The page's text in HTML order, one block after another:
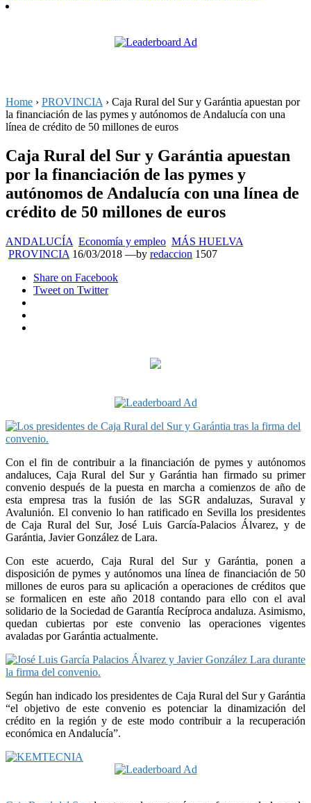
Home › PROVINCIA › Caja Rural del Sur y Garántia apuestan por
la financiación de las pymes y autónomos de Andalucía con una
línea de crédito de 50 millones de euros
Caja Rural del Sur y Garántia apuestan
por la financiación de las pymes y
autónomos de Andalucía con una línea de
crédito de 50 millones de euros
ANDALUCÍA Economía y empleo MÁS HUELVA
PROVINCIA Posted
16/03/2018 —by redaccion 1507
Share on Facebook
Tweet on Twitter
Con el fin de contribuir a la financiación de pymes y autónomos
andaluces, Caja Rural del Sur y Garántia han firmado su primer
convenio después de la puesta en marcha a comienzos de año de
esta empresa tras la fusión de las SGR andaluzas, Suraval y
Avalunión. El convenio lo han ratificado en Sevilla los presidentes
de Caja Rural del Sur, José Luis García-Palacios Álvarez, y de
Garántia, Javier González de Lara.
Con este acuerdo, Caja Rural del Sur y Garántia, ponen a
disposición de pymes y autónomos una línea de financiación de 50
millones de euros para su aplicación a operaciones de créditos que
se formalicen en este año 2018 contando para ello con el aval
solidario de la Sociedad de Garantía Recíproca andaluza. Asimismo,
quedan cubiertas por este convenio las operaciones vigentes
avaladas por Garántia actualmente.
Según han indicado los presidentes de Caja Rural del Sur y Garántia
“el objetivo de este convenio es potenciar la dinamización del
crédito en la región y de este modo contribuir a la recuperación
económica en Andalucía”.